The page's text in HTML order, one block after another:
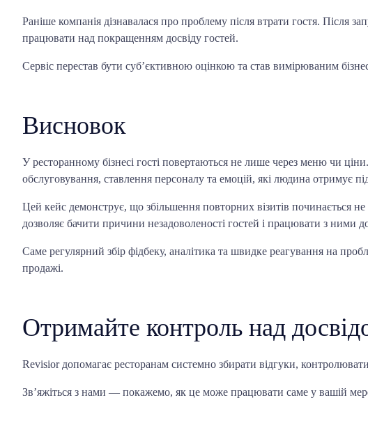
Раніше компанія дізнавалася про проблему після втрати гостя. Після
працювати над покращенням досвіду гостей.
Сервіс перестав бути суб’єктивною оцінкою та став вимірюваним
Висновок
У ресторанному бізнесі гості повертаються не лише через меню чи
обслуговування, ставлення персоналу та емоцій, які людина отримує під
Цей кейс демонструє, що збільшення повторних візитів починається
дозволяє бачити причини незадоволеності гостей і працювати з ними
Саме регулярний збір фідбеку, аналітика та швидке реагування на
продажі.
Отримайте контроль над
Revisior допомагає ресторанам системно збирати відгуки,
Зв’яжіться з нами — покажемо, як це може працювати саме у вашій